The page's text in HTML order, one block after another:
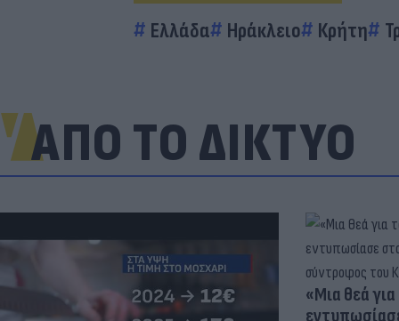
Ελλάδα Ηράκλειο Κρήτη
ΑΠΟ ΤΟ ΔΙΚΤΥΟ
«Μια θεά